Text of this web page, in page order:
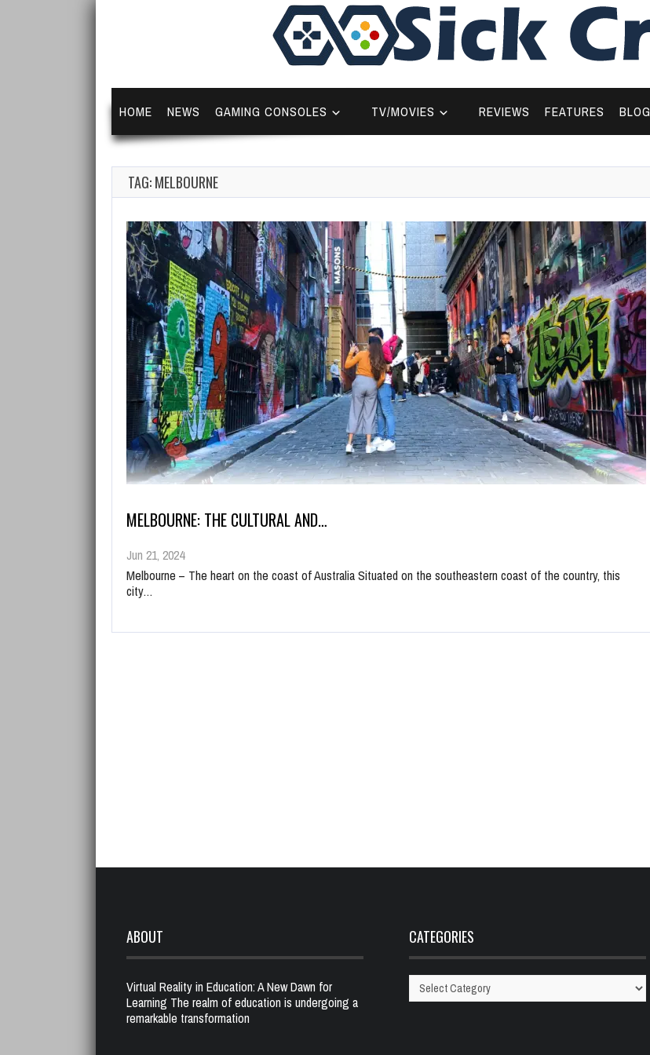
HOME NEWS GAMING CONSOLES TV/MOVIES REVIEWS FEATURES BLOG
TAG: MELBOURNE
MELBOURNE: THE CULTURAL AND…
Jun 21, 2024
Melbourne – The heart on the coast of Australia Situated on the southeastern coast of the country, this
city…
ABOUT
Virtual Reality in Education: A New Dawn for
Learning The realm of education is undergoing a
remarkable transformation
CATEGORIES
Categories